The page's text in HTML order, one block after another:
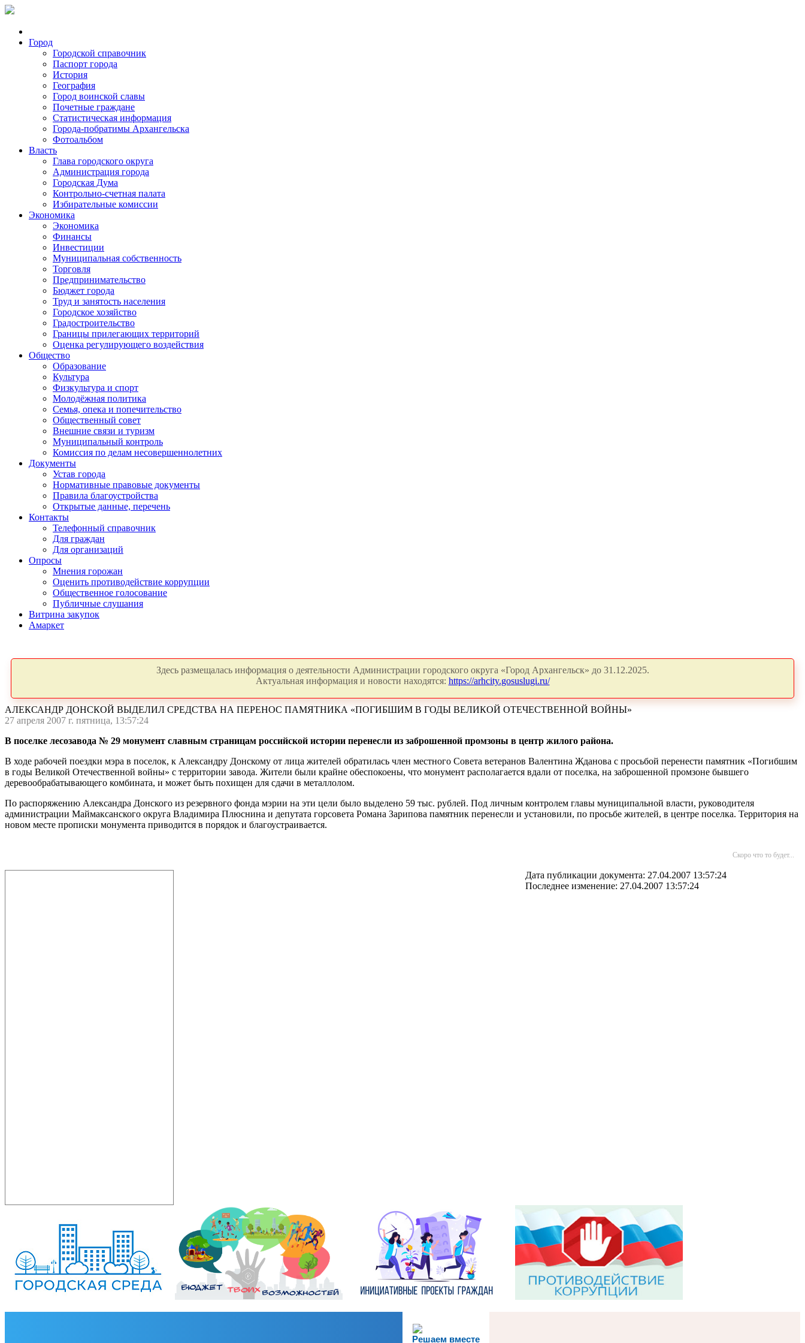
Город
Городской справочник
Паспорт города
История
География
Город воинской славы
Почетные граждане
Статистическая информация
Города-побратимы Архангельска
Фотоальбом
Власть
Глава городского округа
Администрация города
Городская Дума
Контрольно-счетная палата
Избирательные комиссии
Экономика
Экономика
Финансы
Инвестиции
Муниципальная собственность
Торговля
Предпринимательство
Бюджет города
Труд и занятость населения
Городское хозяйство
Градостроительство
Границы прилегающих территорий
Оценка регулирующего воздействия
Общество
Образование
Культура
Физкультура и спорт
Молодёжная политика
Семья, опека и попечительство
Общественный совет
Внешние связи и туризм
Муниципальный контроль
Комиссия по делам несовершеннолетних
Документы
Устав города
Нормативные правовые документы
Правила благоустройства
Открытые данные, перечень
Контакты
Телефонный справочник
Для граждан
Для организаций
Опросы
Мнения горожан
Оценить противодействие коррупции
Общественное голосование
Публичные слушания
Витрина закупок
Амаркет
Здесь размещалась информация о деятельности Администрации городского округа «Город Архангельск» до 31.12.2025.
Актуальная информация и новости находятся: https://arhcity.gosuslugi.ru/
АЛЕКСАНДР ДОНСКОЙ ВЫДЕЛИЛ СРЕДСТВА НА ПЕРЕНОС ПАМЯТНИКА «ПОГИБШИМ В ГОДЫ ВЕЛИКОЙ ОТЕЧЕСТВЕННОЙ ВОЙНЫ»
27 апреля 2007 г. пятница, 13:57:24
В поселке лесозавода № 29 монумент славным страницам российской истории перенесли из заброшенной промзоны в центр жилого района.
В ходе рабочей поездки мэра в поселок, к Александру Донскому от лица жителей обратилась член местного Совета ветеранов Валентина Жданова с просьбой перенести памятник «Погибшим
в годы Великой Отечественной войны» с территории завода. Жители были крайне обеспокоены, что монумент располагается вдали от поселка, на заброшенной промзоне бывшего
деревообрабатывающего комбината, и может быть похищен для сдачи в металлолом.
По распоряжению Александра Донского из резервного фонда мэрии на эти цели было выделено 59 тыс. рублей. Под личным контролем главы муниципальной власти, руководителя
администрации Маймаксанского округа Владимира Плюснина и депутата горсовета Романа Зарипова памятник перенесли и установили, по просьбе жителей, в центре поселка. Территория на
новом месте прописки монумента приводится в порядок и благоустраивается.
Скоро что то будет...
Дата публикации документа: 27.04.2007 13:57:24
Последнее изменение: 27.04.2007 13:57:24
Решаем вместе